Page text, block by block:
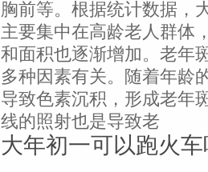
胸前等。根据统计数据，
主要集中在高龄老人群体
和面积也逐渐增加。老年
多种因素有关。随着年龄
导致色素沉积，形成老年
线的照射也是导致老
大年初一可以跑火